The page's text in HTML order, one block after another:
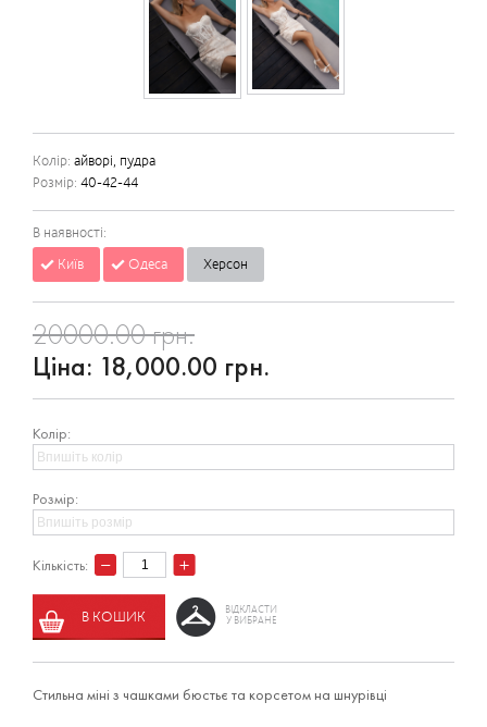
Колір: айворі, пудра
Розмір: 40-42-44
В наявності:
Київ
Одеса Херсон
20000.00 грн.
Ціна: 18,000.00 грн.
Колір:
Розмір:
Кількість:
В КОШИК ВІДКЛАСТИ
У ВИБРАНЕ
Стильна міні з чашками бюстьє та корсетом на шнурівці